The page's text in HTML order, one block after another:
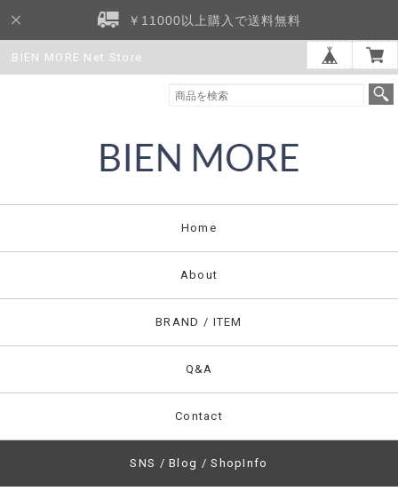
￥11000以上購入で送料無料
BIEN MORE Net Store
Home
About
BRAND / ITEM
Q&A
Contact
SNS / Blog / ShopInfo